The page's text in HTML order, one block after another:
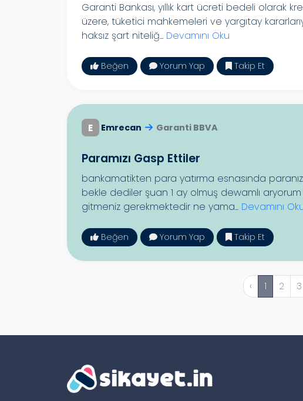
Garanti Bankası, yıllık kart ücreti bedeli olarak
üzere, tüketici mahkemeleri ve yargıtay
haksız şart niteliğ... Devamını Oku
Beğen Yorum Yap Takip Et
E Emrecan Garanti BBVA
Paramızı Gasp Ettiler
bankamatikten para yatırma esnasında paranız
bekle dediler şuan 1 ay olmuş dewamlı
gitmeniz gerekmektedir ne yama... Devamını
Beğen Yorum Yap Takip Et
‹ 1 2 3